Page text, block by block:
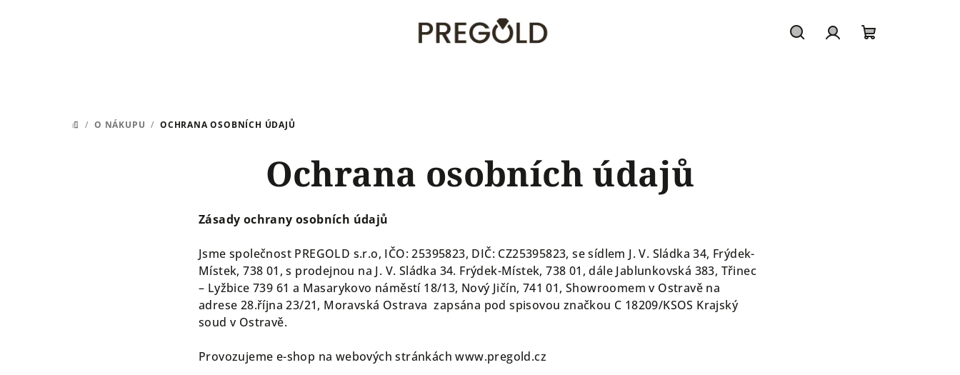
DOMŮ
/ O NÁKUPU / OCHRANA OSOBNÍCH ÚDAJŮ
Ochrana osobních údajů
Zásady ochrany osobních údajů
Jsme společnost PREGOLD s.r.o, IČO: 25395823, DIČ: CZ25395823, se sídlem J. V. Sládka 34, Frýdek-
Místek, 738 01, s prodejnou na J. V. Sládka 34. Frýdek-Místek, 738 01, dále Jablunkovská 383, Třinec
– Lyžbice 739 61 a Masarykovo náměstí 18/13, Nový Jičín, 741 01, Showroomem v Ostravě na
adrese 28.října 23/21, Moravská Ostrava zapsána pod spisovou značkou C 18209/KSOS Krajský
soud v Ostravě.
Provozujeme e-shop na webových stránkáchwww.pregold.cz